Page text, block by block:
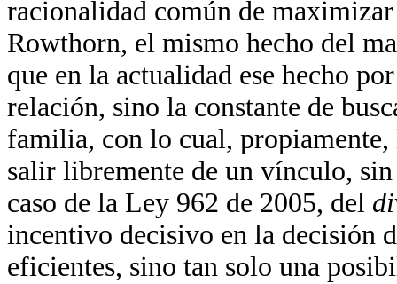
racionalidad común de
Rowthorn, el mismo hecho del
que en la actualidad ese hecho
relación, sino la constante de
familia, con lo cual, propiamente,
salir libremente de un vínculo,
caso de la Ley 962 de 2005, del
incentivo decisivo en la decisión
eficientes, sino tan solo una